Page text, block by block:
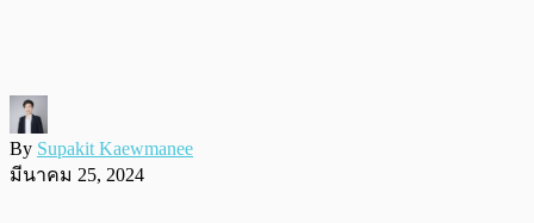
By Supakit Kaewmanee
มีนาคม 25, 2024